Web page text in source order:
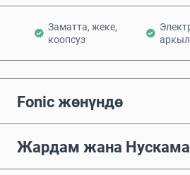
Заматта, жеке,
коопсуз
Fonic жөнүндө
Жардам жана